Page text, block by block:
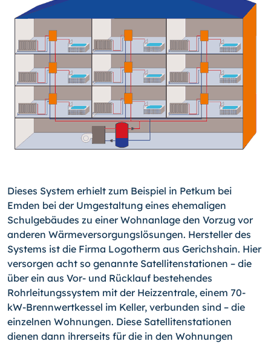
Dieses System erhielt zum Beispiel in Petkum bei
Emden bei der Umgestaltung eines ehemaligen
Schulgebäudes zu einer Wohnanlage den Vorzug vor
anderen Wärmeversorgungslösungen. Hersteller des
Systems ist die Firma Logotherm aus Gerichshain. Hier
versorgen acht so genannte Satellitenstationen – die
über ein aus Vor- und Rücklauf bestehendes
Rohrleitungssystem mit der Heizzentrale, einem 70-
kW-Brennwertkessel im Keller, verbunden sind – die
einzelnen Wohnungen. Diese Satellitenstationen
dienen dann ihrerseits für die in den Wohnungen